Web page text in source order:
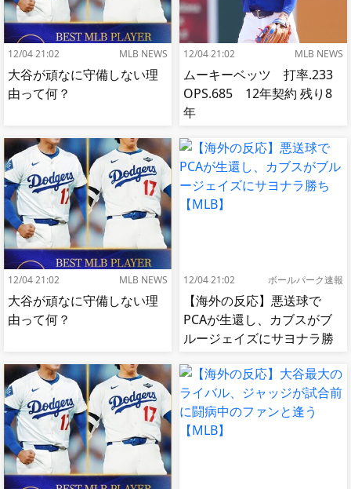
12/04 21:02 MLB NEWS
大谷が頑なに守備しない理
由って何？
12/04 21:02 MLB NEWS
ムーキーベッツ 打率.233
OPS.685 12年契約 残り8
年
12/04 21:02 MLB NEWS
大谷が頑なに守備しない理
由って何？
12/04 21:02 ボールパーク速報
【海外の反応】悪送球で
PCAが生還し、カブスがブ
ルージェイズにサヨナラ勝